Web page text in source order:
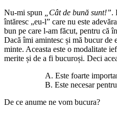
Nu-mi spun
„Cât de bună sunt!”.
întăresc „eu-l” care nu este
bun pe care l-am făcut, pentru că
Dacă îmi amintesc și mă bucur de
minte. Aceasta este o modalitate
merite și de a fi bucuroși. Deci
A. Este foarte
B. Este necesar
De ce anume ne vom bucura?